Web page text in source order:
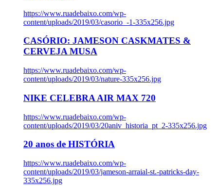
https://www.ruadebaixo.com/wp-
content/uploads/2019/03/casorio_-1-335x256.jpg
CASÓRIO: JAMESON CASKMATES &
CERVEJA MUSA
https://www.ruadebaixo.com/wp-
content/uploads/2019/03/nature-335x256.jpg
NIKE CELEBRA AIR MAX 720
https://www.ruadebaixo.com/wp-
content/uploads/2019/03/20aniv_historia_pt_2-335x256.jpg
20 anos de HISTÓRIA
https://www.ruadebaixo.com/wp-
content/uploads/2019/03/jameson-arraial-st.-patricks-day-
335x256.jpg